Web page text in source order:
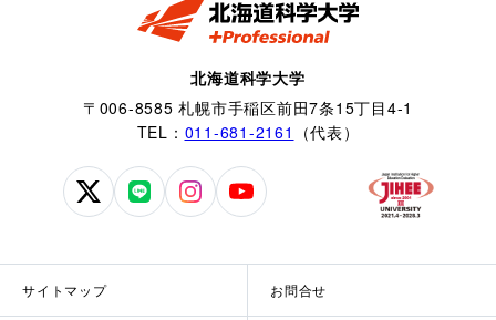
北海道科学大学
〒006-8585 札幌市手稲区前田7条15丁目4-1
TEL： 011-681-2161 （代表）
北
科
北
北
北
サイトマップ お問合せ